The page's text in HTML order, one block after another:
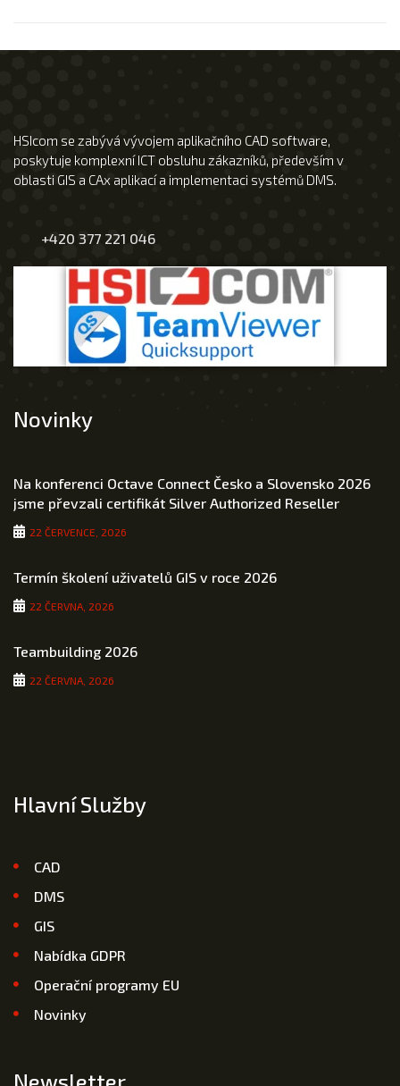
HSIcom se zabývá vývojem aplikačního CAD software,
poskytuje komplexní ICT obsluhu zákazníků, především v
oblasti GIS a CAx aplikací a implementaci systémů DMS.
+420 377 221 046
Novinky
Na konferenci Octave Connect Česko a Slovensko 2026
jsme převzali certifikát Silver Authorized Reseller
22 ČERVENCE, 2026
Termín školení uživatelů GIS v roce 2026
22 ČERVNA, 2026
Teambuilding 2026
22 ČERVNA, 2026
Hlavní Služby
CAD
DMS
GIS
Nabídka GDPR
Operační programy EU
Novinky